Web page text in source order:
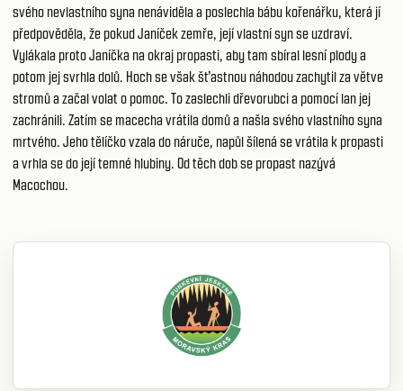
svého nevlastního syna nenáviděla a poslechla bábu kořenářku, která jí
předpověděla, že pokud Janíček zemře, její vlastní syn se uzdraví.
Vylákala proto Janíčka na okraj propasti, aby tam sbíral lesní plody a
potom jej svrhla dolů. Hoch se však šťastnou náhodou zachytil za větve
stromů a začal volat o pomoc. To zaslechli dřevorubci a pomocí lan jej
zachránili. Zatím se macecha vrátila domů a našla svého vlastního syna
mrtvého. Jeho tělíčko vzala do náruče, napůl šílená se vrátila k propasti
a vrhla se do její temné hlubiny. Od těch dob se propast nazývá
Macochou.